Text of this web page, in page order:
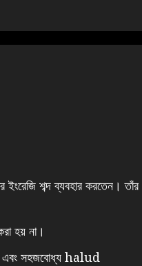
শব্দ ব্যবহার করতেন। তাঁর
হয় না।
সহজবোধ্য halud